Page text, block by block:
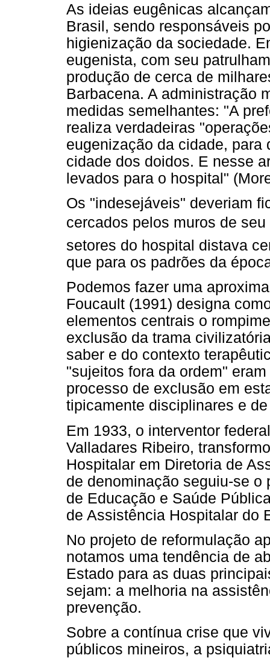
As ideias eugênicas
Brasil, sendo responsáveis
higienização da sociedade.
eugenista, com seu
produção de cerca de
Barbacena. A administração
medidas semelhantes: "A
realiza verdadeiras
eugenização da cidade,
cidade dos doidos. E nesse
levados para o hospital"
Os "indesejáveis" deveriam
cercados pelos muros de seu
setores do hospital distava
que para os padrões da
Podemos fazer uma
Foucault (1991) designa
elementos centrais o
exclusão da trama
saber e do contexto
"sujeitos fora da ordem"
processo de exclusão em
tipicamente disciplinares e
Em 1933, o interventor
Valladares Ribeiro,
Hospitalar em Diretoria de
de denominação seguiu-se o
de Educação e Saúde
de Assistência Hospitalar do
No projeto de reformulação
notamos uma tendência de
Estado para as duas
sejam: a melhoria na
prevenção.
Sobre a contínua crise que
públicos mineiros, a